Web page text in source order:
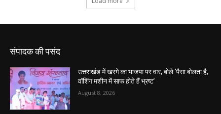
संपादक की पसंद
उत्तराखंड में खरगे का भाजपा पर वार, बोले ‘पैसा बोलता है,
वॉशिंग मशीन में साफ होते हैं भ्रष्ट’
August 8, 2026